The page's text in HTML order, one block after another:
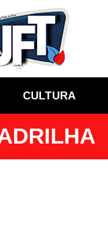
CULTURA